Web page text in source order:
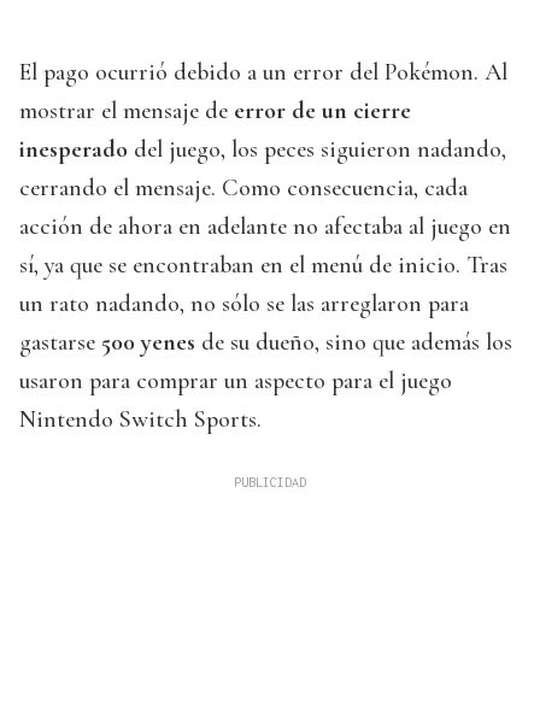
El pago ocurrió debido a un error del Pokémon. Al
mostrar el mensaje de error de un cierre
inesperado del juego, los peces siguieron nadando,
cerrando el mensaje. Como consecuencia, cada
acción de ahora en adelante no afectaba al juego en
sí, ya que se encontraban en el menú de inicio. Tras
un rato nadando, no sólo se las arreglaron para
gastarse 500 yenes de su dueño, sino que además los
usaron para comprar un aspecto para el juego
Nintendo Switch Sports.